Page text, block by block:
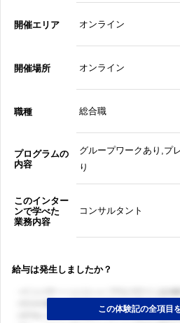
開催エリア オンライン
開催場所 オンライン
職種 総合職
プログラムの
内容
グループワークあり,プ
り
このインター
ンで学べた
業務内容
コンサルタント
給与は発生しましたか？